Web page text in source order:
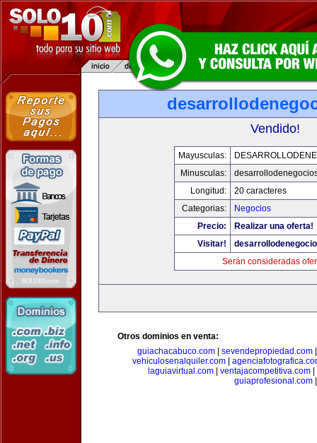
Vendido!
Mayusculas:
Minusculas:
Longitud:
20 caracteres
Categorias:
Negocios
Precio:
Realizar una oferta!
Visitar!
Serán consideradas
Otros dominios en venta:
guiachacabuco.com| sevendepropiedad.com
vehiculosenalquiler.com
laguiavirtual.com
ventajacompetitiva.com
guiaprofesional.com|